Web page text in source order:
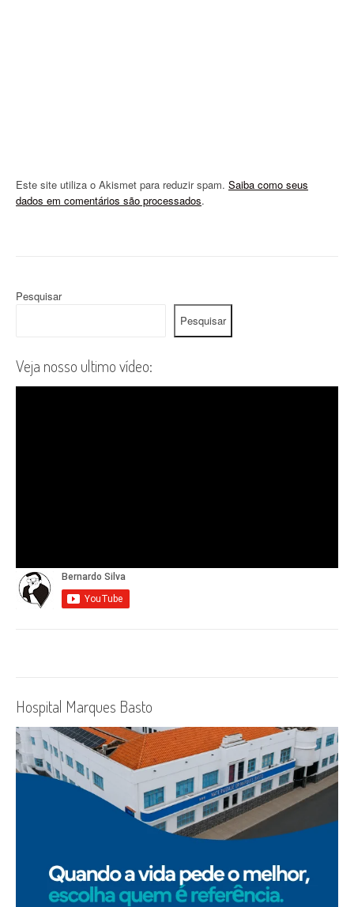
Este site utiliza o Akismet para reduzir spam. Saiba como seus
dados em comentários são processados.
Pesquisar
Pesquisar
Veja nosso ultimo vídeo:
Hospital Marques Basto